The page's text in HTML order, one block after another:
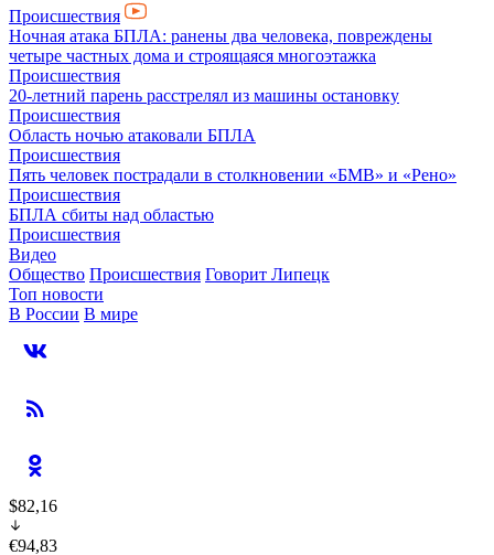
Происшествия
Ночная атака БПЛА: ранены два человека, повреждены
четыре частных дома и строящаяся многоэтажка
Происшествия
20-летний парень расстрелял из машины остановку
Происшествия
Область ночью атаковали БПЛА
Происшествия
Пять человек пострадали в столкновении «БМВ» и «Рено»
Происшествия
БПЛА сбиты над областью
Происшествия
Видео
Общество Происшествия Говорит Липецк
Топ новости
В России В мире
$82,16
€94,83